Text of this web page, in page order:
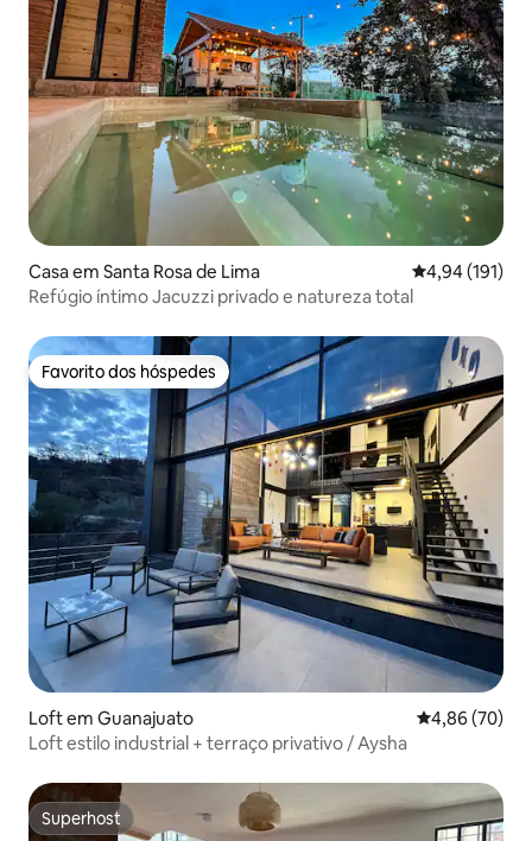
Casa em Santa Rosa de Lima Classificação
4,94 (191)
Refúgio íntimo Jacuzzi privado e natureza total
Favorito dos hóspedes
Favorito dos hóspedes
Loft em Guanajuato Classificação
4,86 (70)
Loft estilo industrial + terraço privativo / Aysha
Superhost
Superhost